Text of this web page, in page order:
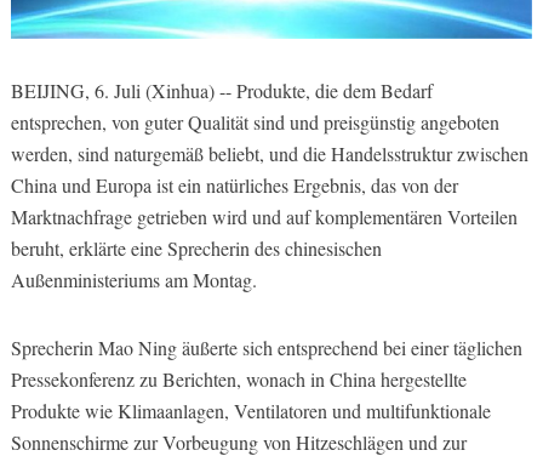
BEIJING, 6. Juli (Xinhua) -- Produkte, die dem Bedarf
entsprechen, von guter Qualität sind und preisgünstig angeboten
werden, sind naturgemäß beliebt, und die Handelsstruktur zwischen
China und Europa ist ein natürliches Ergebnis, das von der
Marktnachfrage getrieben wird und auf komplementären Vorteilen
beruht, erklärte eine Sprecherin des chinesischen
Außenministeriums am Montag.
Sprecherin Mao Ning äußerte sich entsprechend bei einer täglichen
Pressekonferenz zu Berichten, wonach in China hergestellte
Produkte wie Klimaanlagen, Ventilatoren und multifunktionale
Sonnenschirme zur Vorbeugung von Hitzeschlägen und zur